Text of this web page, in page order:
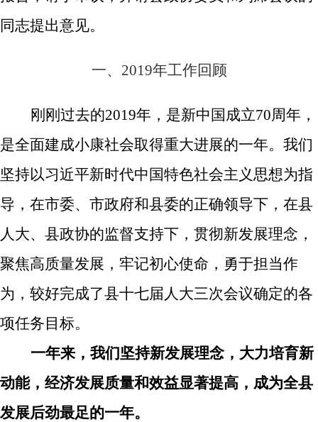
同志提出意见。
一、 2019年工作回顾
刚刚过去的2019年，是新中国成立70周年，
是全面建成小康社会取得重大进展的一年。我们
坚持以习近平新时代中国特色社会主义思想为指
导， 在市委、市政府和县委的正确领导下，在县
人大、县政协的监督支持下，贯彻新发展理念，
聚焦高质量发展， 牢记初心使命，勇于担当作
为， 较好完成了县十七届人大三次会议确定的各
项任务目标。
一年来，我们坚持新发展理念，大力培育新
动能，经济发展质量和效益显著提高，成为全县
发展后劲最足的一年。